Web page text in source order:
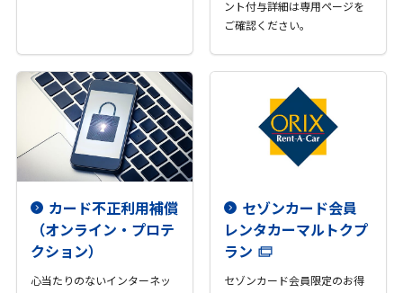
ント付与詳細は専用ページを
ご確認ください。
カード不正利用補償
（オンライン・プロテ
クション）
心当たりのないインターネッ
セゾンカード会員
レンタカーマルトクプ
ラン
セゾンカード会員限定のお得